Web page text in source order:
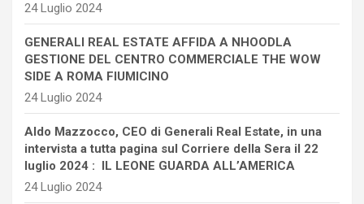
24 Luglio 2024
GENERALI REAL ESTATE AFFIDA A NHOODLA
GESTIONE DEL CENTRO COMMERCIALE THE WOW
SIDE A ROMA FIUMICINO
24 Luglio 2024
Aldo Mazzocco, CEO di Generali Real Estate, in una
intervista a tutta pagina sul Corriere della Sera il 22
luglio 2024 : IL LEONE GUARDA ALL’AMERICA
24 Luglio 2024